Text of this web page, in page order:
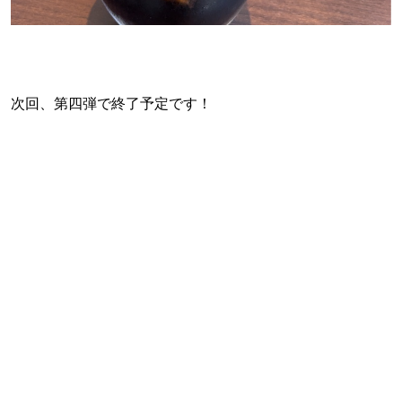
次回、第四弾で終了予定です！